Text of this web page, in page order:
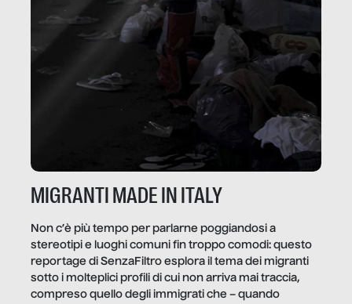
MIGRANTI MADE IN ITALY
Non c’è più tempo per parlarne poggiandosi a
stereotipi e luoghi comuni fin troppo comodi: questo
reportage di SenzaFiltro esplora il tema dei migranti
sotto i molteplici profili di cui non arriva mai traccia,
compreso quello degli immigrati che – quando